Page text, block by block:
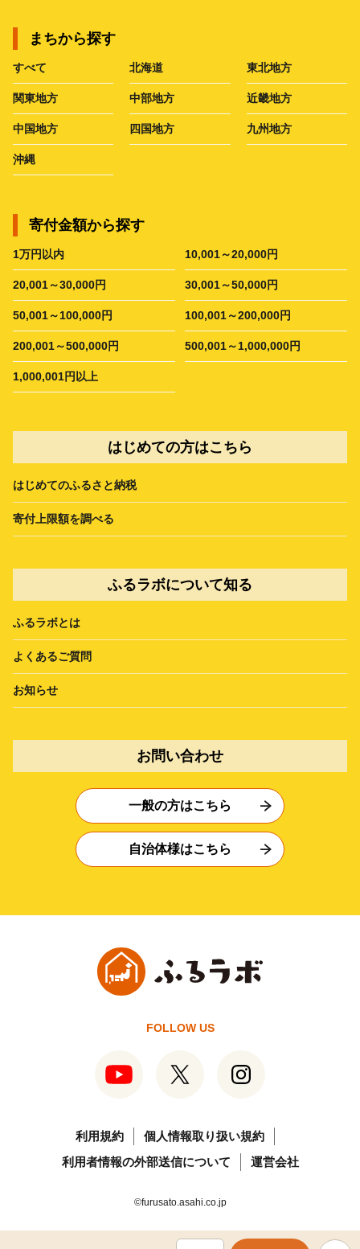
まちから探す
すべて 北海道 東北地方
関東地方 中部地方 近畿地方
中国地方 四国地方 九州地方
沖縄
寄付金額から探す
1万円以内 10,001～20,000円
20,001～30,000円 30,001～50,000円
50,001～100,000円 100,001～200,000円
200,001～500,000円 500,001～1,000,000円
1,000,001円以上
はじめての方はこちら
はじめてのふるさと納税
寄付上限額を調べる
ふるラボについて知る
ふるラボとは
よくあるご質問
お知らせ
お問い合わせ
一般の方はこちら
自治体様はこちら
FOLLOW US
利用規約
個人情報取り扱い規約
利用者情報の外部送信について
運営会社
©furusato.asahi.co.jp